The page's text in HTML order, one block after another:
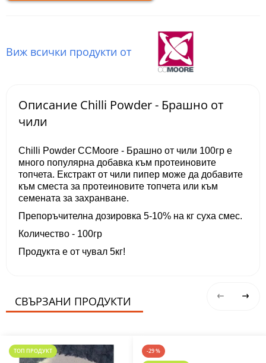
Виж всички продукти от
Описание Chilli Powder - Брашно от
чили
Chilli Powder CCMoore - Брашно от чили 100гр е
много популярна добавка към протеиновите
топчета. Екстракт от чили пипер може да добавите
към сместа за протеиновите топчета или към
семената за захранване.
Препоръчителна дозировка 5-10% на кг суха смес.
Количество - 100гр
Продукта е от чувал 5кг!
СВЪРЗАНИ ПРОДУКТИ
ТОП ПРОДУКТ -29 %